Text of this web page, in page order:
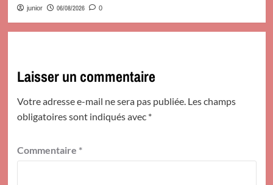
junior 06/08/2026 0
Laisser un commentaire
Votre adresse e-mail ne sera pas publiée. Les champs
obligatoires sont indiqués avec *
Commentaire *